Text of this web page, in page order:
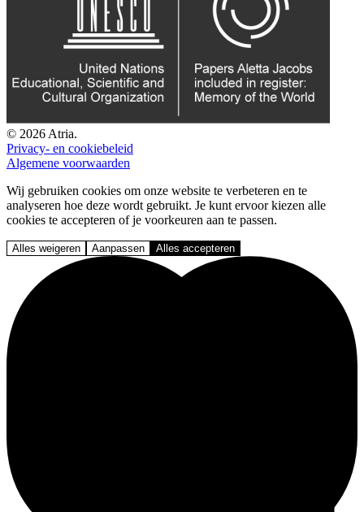
© 2026 Atria.
Privacy- en cookiebeleid
Algemene voorwaarden
Wij gebruiken cookies om onze website te verbeteren en te
analyseren hoe deze wordt gebruikt. Je kunt ervoor kiezen alle
cookies te accepteren of je voorkeuren aan te passen.
Alles weigeren Aanpassen Alles accepteren